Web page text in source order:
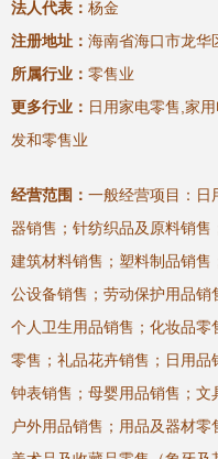
法人代表： 杨金
注册地址： 海南省海口市龙华
所属行业： 零售业
更多行业： 日用家电零售,家
发和零售业
经营范围： 一般经营项目：日
器销售；针纺织品及原料销售
建筑材料销售；塑料制品销
公设备销售；劳动保护用品销
个人卫生用品销售；化妆品
零售；礼品花卉销售；日用品
钟表销售；母婴用品销售；文
户外用品销售；用品及器材